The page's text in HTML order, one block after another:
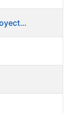
OE 05/19 - Ingeniero Auxiliar de Proyectos (Ceres)